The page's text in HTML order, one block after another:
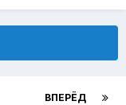
ВПЕРЁД